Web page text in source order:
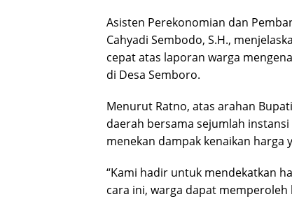
Asisten Perekonomian dan
Cahyadi Sembodo, S.H.,
cepat atas laporan warga
di Desa Semboro.
Menurut Ratno, atas arahan
daerah bersama sejumlah
menekan dampak kenaikan harga
“Kami hadir untuk mendekatkan
cara ini, warga dapat